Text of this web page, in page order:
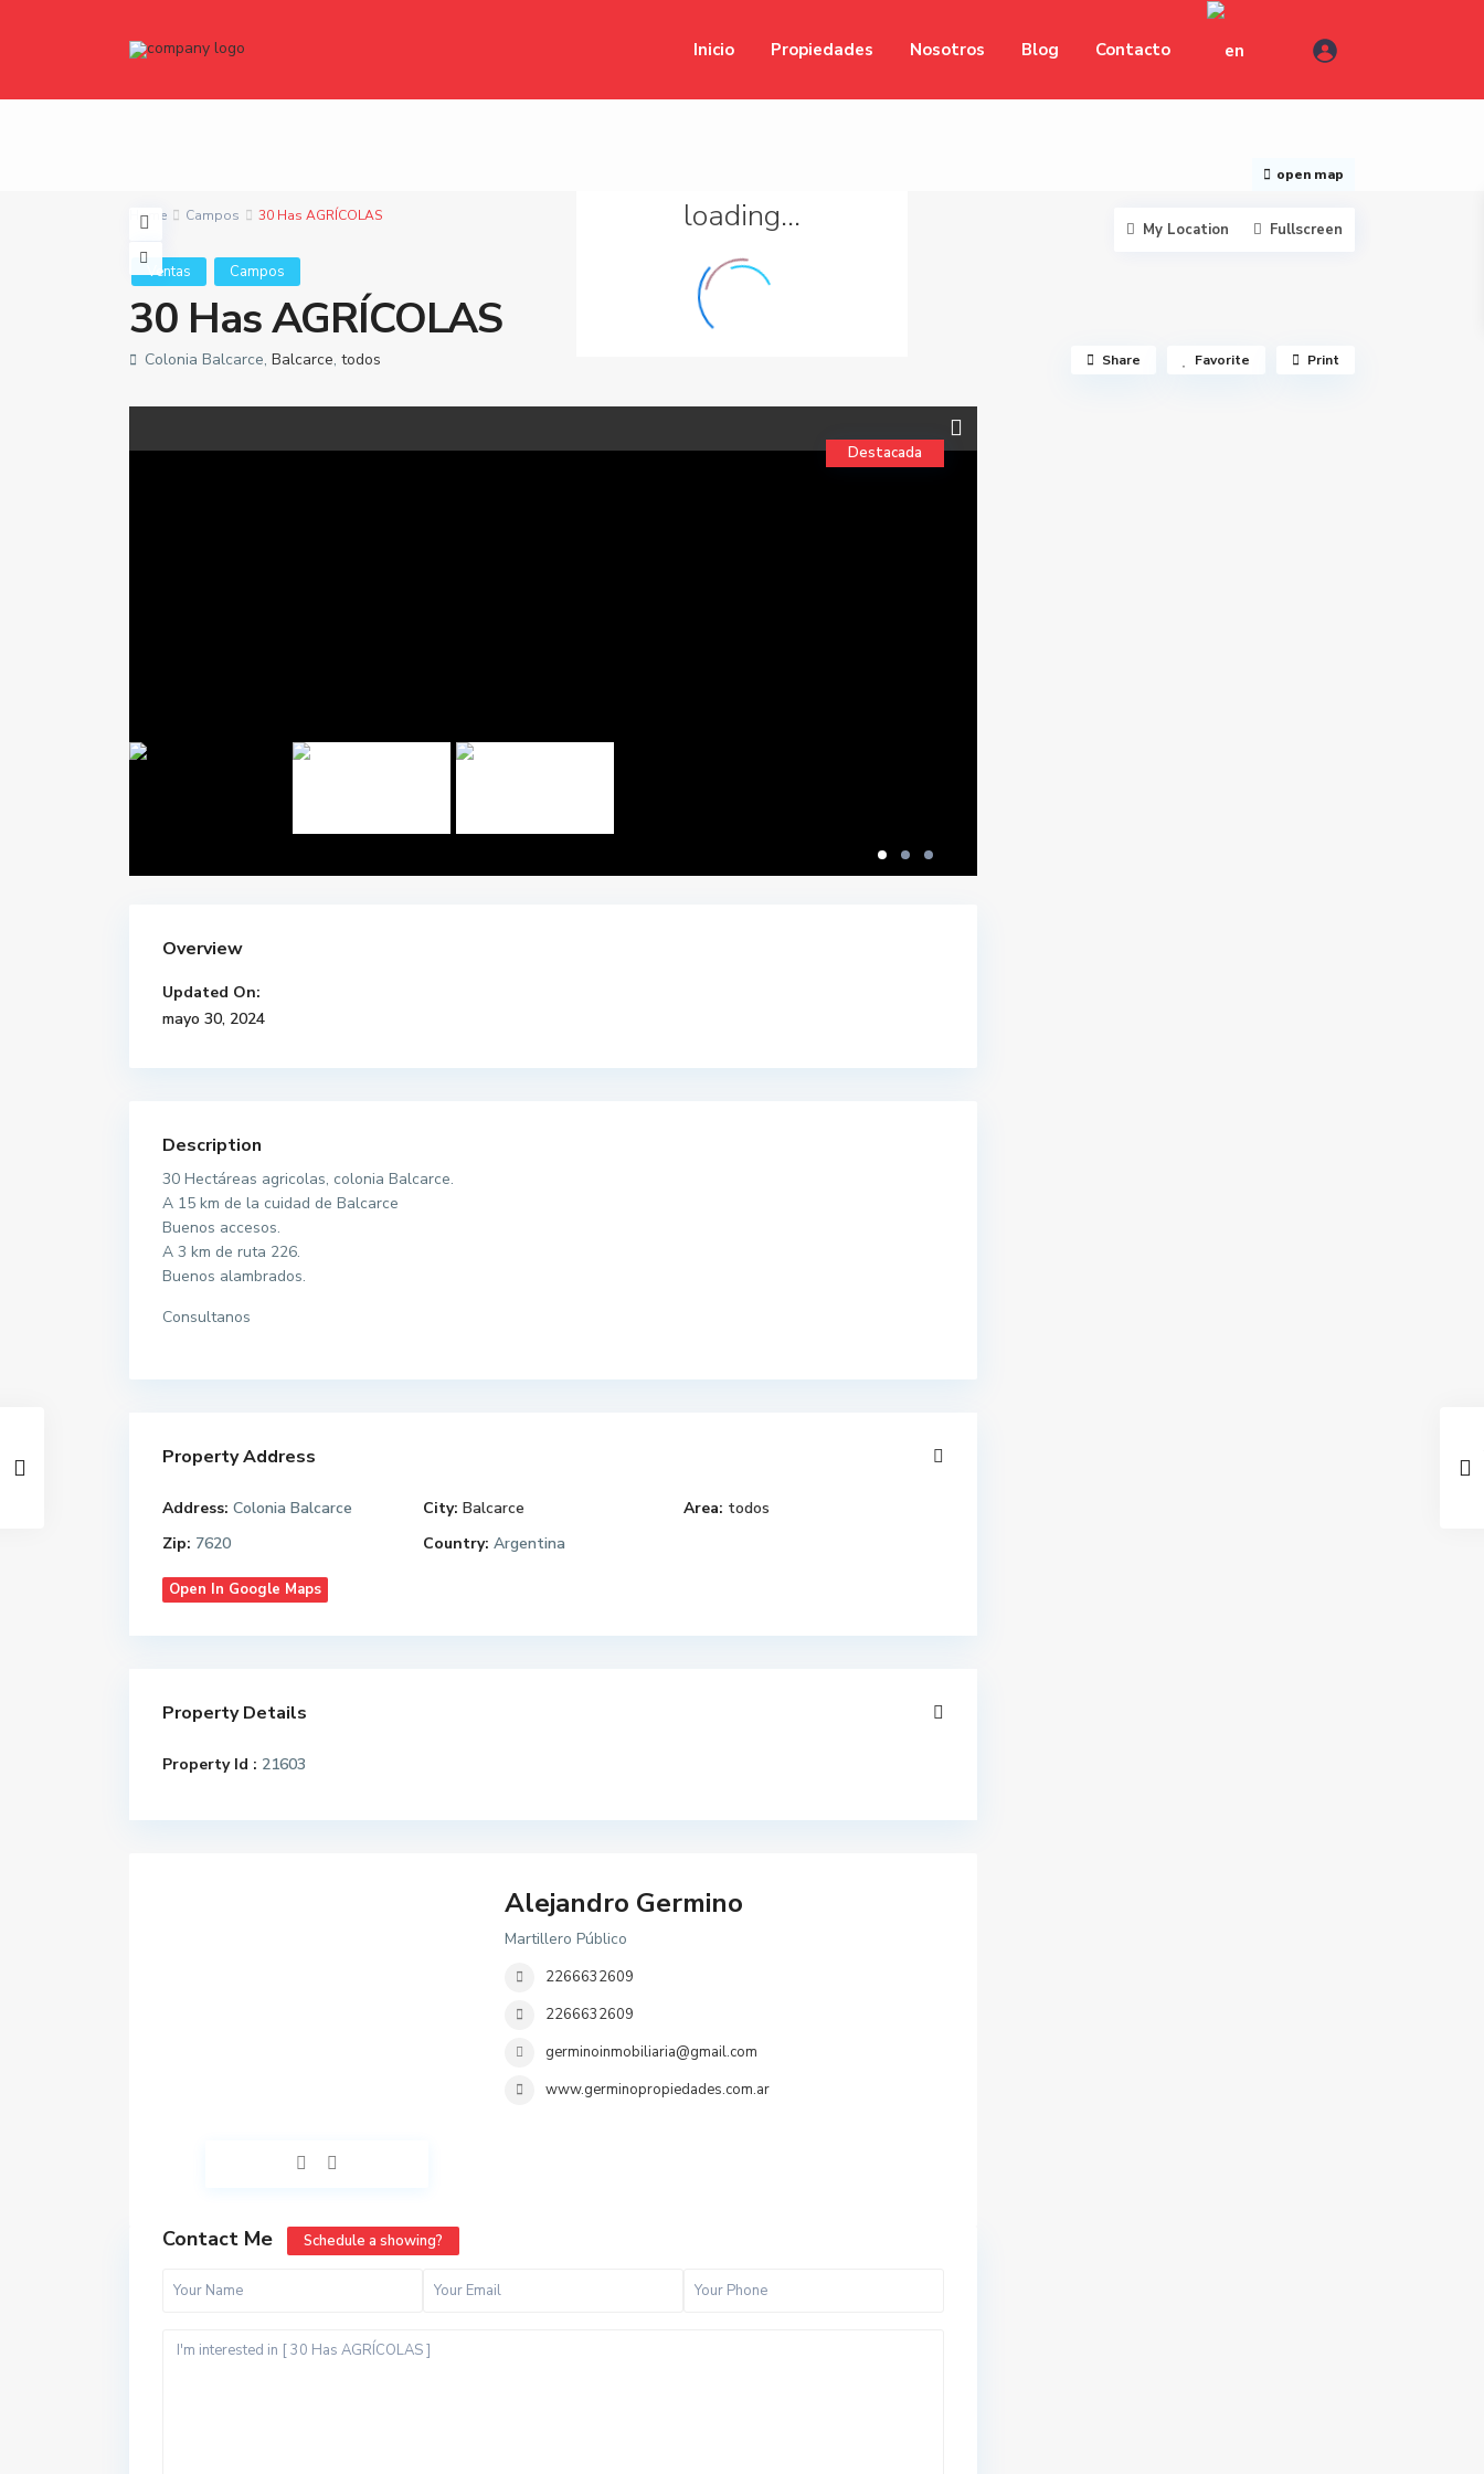
Inicio Propiedades Nosotros Blog Contacto
loading...
open map
My Location Fullscreen
Home Campos 30 Has AGRÍCOLAS
Ventas Campos
30 Has AGRÍCOLAS
Colonia Balcarce, Balcarce, todos Share Favorite Print
Destacada
Overview
Updated On:
mayo 30, 2024
Description
30 Hectáreas agricolas, colonia Balcarce.
A 15 km de la cuidad de Balcarce
Buenos accesos.
A 3 km de ruta 226.
Buenos alambrados.
Consultanos
Property Address
Address: Colonia Balcarce City: Balcarce Area: todos
Zip: 7620 Country: Argentina
Open In Google Maps
Property Details
Property Id : 21603
Alejandro Germino
Martillero Público
2266632609
2266632609
germinoinmobiliaria@gmail.com
www.germinopropiedades.com.ar
Contact Me Schedule a showing?